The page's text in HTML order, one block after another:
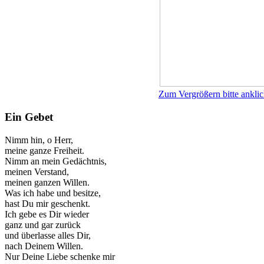
Zum Vergrößern bitte
Ein Gebet
Nimm hin, o Herr,
meine ganze Freiheit.
Nimm an mein Gedächtnis,
meinen Verstand,
meinen ganzen Willen.
Was ich habe und besitze,
hast Du mir geschenkt.
Ich gebe es Dir wieder
ganz und gar zurück
und überlasse alles Dir,
nach Deinem Willen.
Nur Deine Liebe schenke mir